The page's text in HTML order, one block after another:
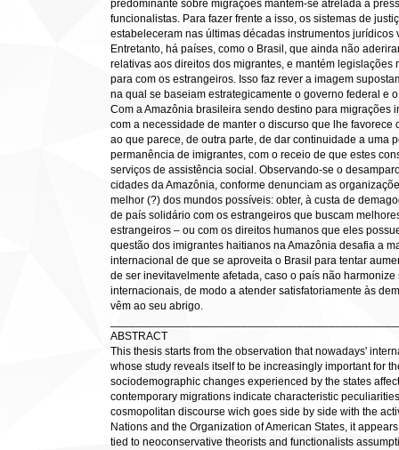
predominante sobre migrações mantém-se atrelada a
funcionalistas. Para fazer frente a isso, os sistemas de
estabeleceram nas últimas décadas instrumentos jurídicos
Entretanto, há países, como o Brasil, que ainda não
relativas aos direitos dos migrantes, e mantém
para com os estrangeiros. Isso faz rever a imagem
na qual se baseiam estrategicamente o governo federal e
Com a Amazônia brasileira sendo destino para migrações
com a necessidade de manter o discurso que lhe
ao que parece, de outra parte, de dar continuidade a uma
permanência de imigrantes, com o receio de que estes
serviços de assistência social. Observando-se o
cidades da Amazônia, conforme denunciam as
melhor (?) dos mundos possíveis: obter, à custa de
de país solidário com os estrangeiros que buscam
estrangeiros – ou com os direitos humanos que eles
questão dos imigrantes haitianos na Amazônia desafia a
internacional de que se aproveita o Brasil para tentar
de ser inevitavelmente afetada, caso o país não
internacionais, de modo a atender satisfatoriamente às
vêm ao seu abrigo.
ABSTRACT
This thesis starts from the observation that nowadays'
whose study reveals itself to be increasingly important for
sociodemographic changes experienced by the states
contemporary migrations indicate characteristic
cosmopolitan discourse wich goes side by side with the
Nations and the Organization of American States, it
tied to neoconservative theorists and functionalists